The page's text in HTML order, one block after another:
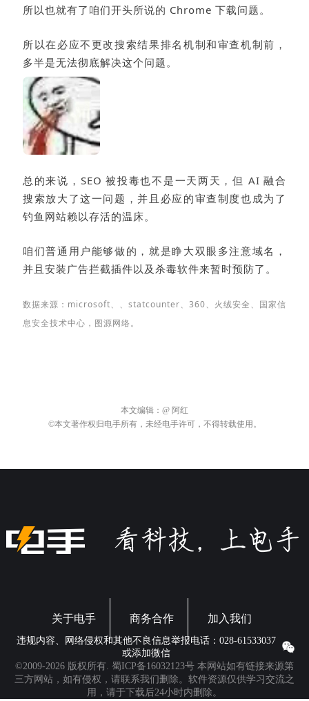
所以也就有了咱们开头所说的 Chrome 下载问题。
所以在必应不更改搜索结果排名机制和审查机制前，
多半是无法彻底解决这个问题。
总的来说，SEO 被投毒也不是一天两天，但 AI 融合
搜索放大了这一问题，并且必应的审查制度也成为了
钓鱼网站赖以存活的温床。
咱们普通用户能够做的，就是睁大双眼多注意域名，
并且安装广告拦截插件以及杀毒软件来暂时预防了。
数据来源： microsoft、、 statcounter、 360、火绒安全、国家信
息安全技术中心，图源网络。
本文编辑： @ 阿红
©本文著作权归电手所有，未经电手许可，不得转载使用。
关于电手 商务合作 加入我们
违规内容、网络侵权和其他不良信息举报电话：028-61533037
或添加微信
©2009-2026 版权所有. 蜀ICP备16032123号 本网站如有链接来源第
三方网站，如有侵权，请联系我们删除。软件资源仅供学习交流之
用，请于下载后24小时内删除。